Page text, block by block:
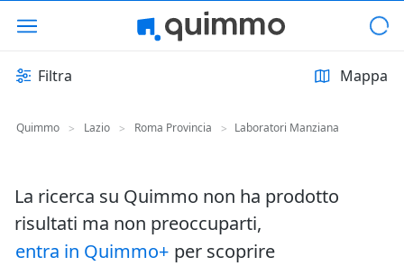
Filtra Mappa
Quimmo > Lazio > Roma Provincia > Laboratori Manziana
La ricerca su Quimmo non ha prodotto
risultati ma non preoccuparti,
entra in Quimmo+ per scoprire